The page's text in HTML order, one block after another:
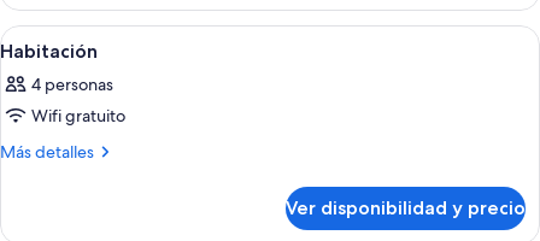
Ver
todas
las
fotos
de
Habitación de hotel con dos camas,
5
Habitación
4 personas
Wifi gratuito
Más detalles
Más
Ver disponibilidad y precio